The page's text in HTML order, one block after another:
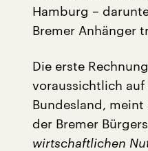
Hamburg –
Bremer Anhänger
Die erste
voraussichtlich
Bundesland, meint
der Bremer
wirtschaftlichen